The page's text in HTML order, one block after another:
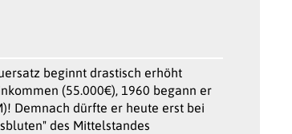
beginnt drastisch erhöht
(55.000€), 1960 begann er
Demnach dürfte er heute erst bei
des Mittelstandes